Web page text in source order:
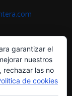
garantizar el
nuestros
rechazar las no
de cookies